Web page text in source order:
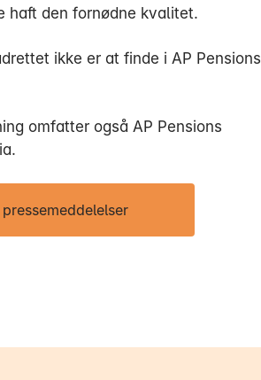
haft den fornødne kvalitet.
ikke er at finde i AP Pensions
omfatter også AP Pensions